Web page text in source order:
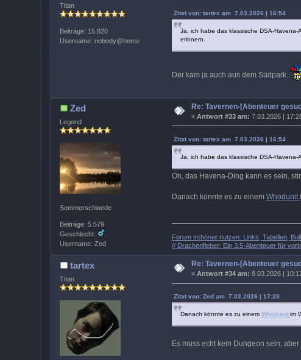
Titan
Beiträge: 15.820
Username: nobody@home
Zitat von: tartex am 7.03.2026 | 16:54
Ja, ich habe das klassische DSA-
erinnern.
Der kam ja auch aus dem Südpark.
Zed
Legend
Sommerschwede
Beiträge: 5.579
Geschlecht:
Username: Zed
Re: Tavernen-[Abenteuer
«Antwort #33 am: 7.03.2026 |
Zitat von: tartex am 7.03.2026 | 16:54
Ja, ich habe das klassische DSA-
Oh, das Havena-Ding kann es sein,
Danach könnte es zu einem Whodunit
Forum schöner nutzen: Links, Tabellen,
// Drachenfieber: Ein 3.5-Abenteuer für
tartex
Titan
Re: Tavernen-[Abenteuer
«Antwort #34 am: 8.03.2026 |
Zitat von: Zed am 7.03.2026 | 17:28
Danach könnte es zu einem Whodunit im
Es muss echt kein Dungeon sein,